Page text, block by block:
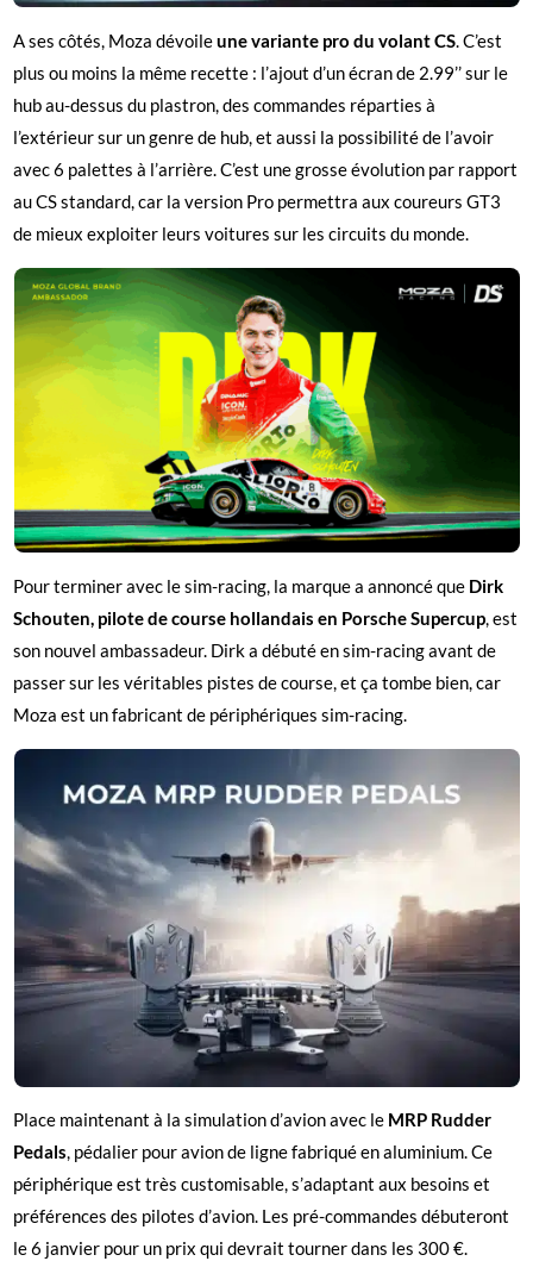
A ses côtés, Moza dévoileune variante pro du volant CS. C’est
plus ou moins la même recette : l’ajout d’un écran de 2.99’’ sur le
hub au-dessus du plastron, des commandes réparties à
l’extérieur sur un genre de hub, et aussi la possibilité de l’avoir
avec 6 palettes à l’arrière. C’est une grosse évolution par rapport
au CS standard, car la version Pro permettra aux coureurs GT3
de mieux exploiter leurs voitures sur les circuits du monde.
Pour terminer avec le sim-racing, la marque a annoncé que Dirk
Schouten, pilote de course hollandais en Porsche Supercup, est
son nouvel ambassadeur. Dirk a débuté en sim-racing avant de
passer sur les véritables pistes de course, et ça tombe bien, car
Moza est un fabricant de périphériques sim-racing.
Place maintenant à la simulation d’avion avec le MRP Rudder
Pedals, pédalier pour avion de ligne fabriqué en aluminium. Ce
périphérique est très customisable, s’adaptant aux besoins et
préférences des pilotes d’avion. Les pré-commandes débuteront
le 6 janvier pour un prix qui devrait tourner dans les 300 €.